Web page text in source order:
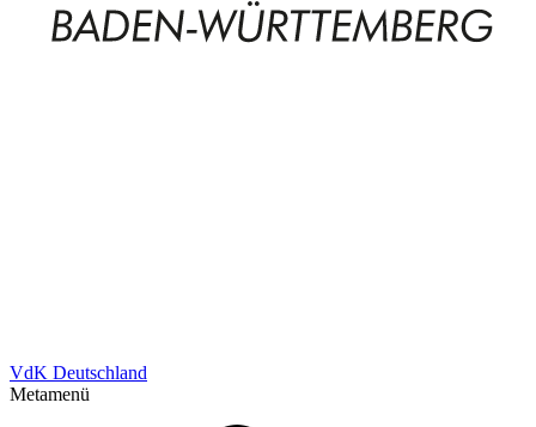
VdK Deutschland
Metamenü